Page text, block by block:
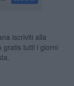
iscriviti alla
gratis tutti i giorni